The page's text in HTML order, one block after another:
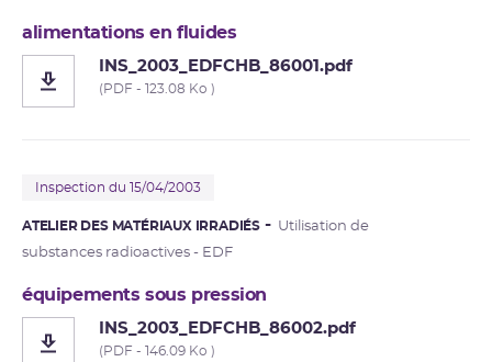
alimentations en fluides
INS_2003_EDFCHB_86001.pdf
(PDF - 123.08 Ko )
Inspection du 15/04/2003
ATELIER DES MATÉRIAUX IRRADIÉS
Utilisation de
substances radioactives - EDF
équipements sous pression
INS_2003_EDFCHB_86002.pdf
(PDF - 146.09 Ko )